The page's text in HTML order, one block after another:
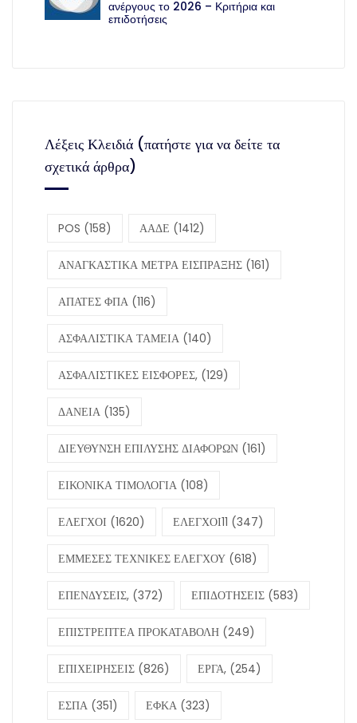
ανέργους το 2026 – Κριτήρια και
επιδοτήσεις
Λέξεις Κλειδιά (πατήστε για να δείτε τα
σχετικά άρθρα)
POS (158) ΑΑΔΕ (1412)
ΑΝΑΓΚΑΣΤΙΚΑ ΜΕΤΡΑ ΕΙΣΠΡΑΞΗΣ (161)
ΑΠΑΤΕΣ ΦΠΑ (116)
ΑΣΦΑΛΙΣΤΙΚΑ ΤΑΜΕΙΑ (140)
ΑΣΦΑΛΙΣΤΙΚΕΣ ΕΙΣΦΟΡΕΣ, (129)
ΔΑΝΕΙΑ (135)
ΔΙΕΥΘΥΝΣΗ ΕΠΙΛΥΣΗΣ ΔΙΑΦΟΡΩΝ (161)
ΕΙΚΟΝΙΚΑ ΤΙΜΟΛΟΓΙΑ (108)
ΕΛΕΓΧΟΙ (1620) ΕΛΕΓΧΟΙ11 (347)
ΕΜΜΕΣΕΣ ΤΕΧΝΙΚΕΣ ΕΛΕΓΧΟΥ (618)
ΕΠΕΝΔΥΣΕΙΣ, (372) ΕΠΙΔΟΤΗΣΕΙΣ (583)
ΕΠΙΣΤΡΕΠΤΕΑ ΠΡΟΚΑΤΑΒΟΛΗ (249)
ΕΠΙΧΕΙΡΗΣΕΙΣ (826) ΕΡΓΑ, (254)
ΕΣΠΑ (351) ΕΦΚΑ (323)